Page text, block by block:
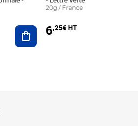
Ajouter au panier
20g / France
6,25€ HT